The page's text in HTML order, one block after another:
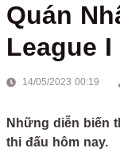
Quán
League I
14/05/2023 00:19
Những diễn biến
thi đấu hôm nay.